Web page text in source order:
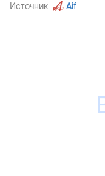
Источник Aif